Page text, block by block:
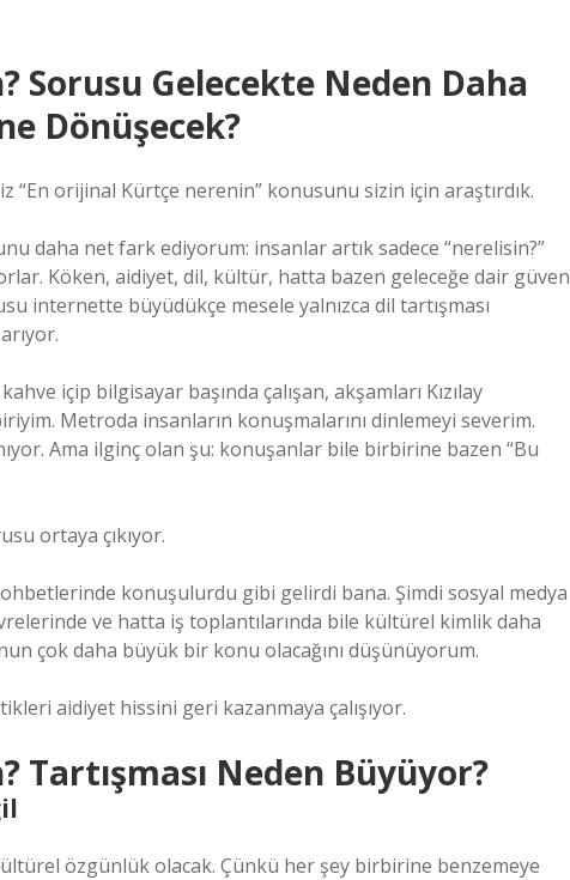
Sorusu Gelecekte Neden Daha
Dönüşecek?
“En orijinal Kürtçe nerenin” konusunu sizin için araştırdık.
daha net fark ediyorum: insanlar artık sadece “nerelisin?”
Köken, aidiyet, dil, kültür, hatta bazen geleceğe dair güven
internette büyüdükçe mesele yalnızca dil tartışması
içip bilgisayar başında çalışan, akşamları Kızılay
Metroda insanların konuşmalarını dinlemeyi severim.
Ama ilginç olan şu: konuşanlar bile birbirine bazen “Bu
ortaya çıkıyor.
konuşulurdu gibi gelirdi bana. Şimdi sosyal medya
ve hatta iş toplantılarında bile kültürel kimlik daha
çok daha büyük bir konu olacağını düşünüyorum.
aidiyet hissini geri kazanmaya çalışıyor.
Tartışması Neden Büyüyor?
özgünlük olacak. Çünkü her şey birbirine benzemeye